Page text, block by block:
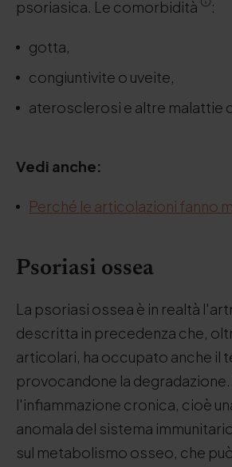
psoriasica. Le comorbidità
:
gotta,
congiuntivite o uveite,
aterosclerosi e altre malattie
Vedi anche:
Perché le articolazioni fanno
Psoriasi ossea
La psoriasi ossea è in realtà
descritta in precedenza che,
articolari, ha occupato anche il
provocandone la
l'infiammazione cronica, cioè
anomala del sistema
sul metabolismo osseo, che